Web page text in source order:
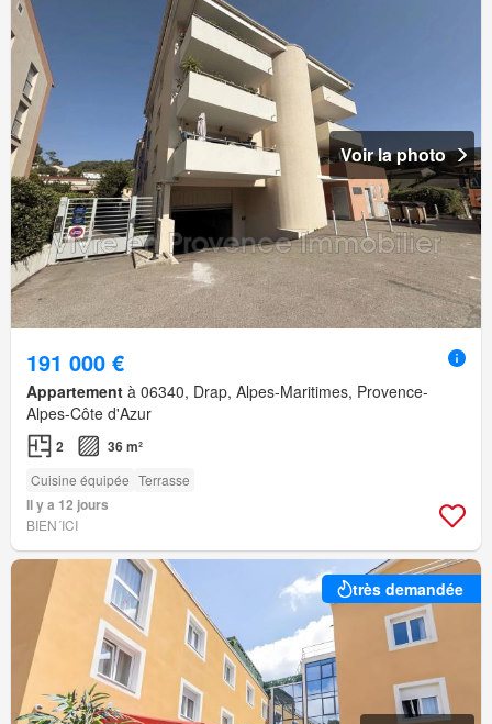
Voir la photo
191 000 €
Appartement à 06340, Drap, Alpes-Maritimes, Provence-
Alpes-Côte d'Azur
2 36 m²
Cuisine équipée Terrasse
Il y a 12 jours
BIEN´ICI
très demandée